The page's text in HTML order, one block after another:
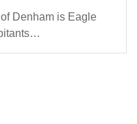
Denham is Eagle